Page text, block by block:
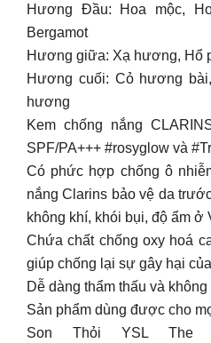
Hương Đầu: Hoa mộc,
Bergamot
Hương giữa: Xạ hương, Hổ
Hương cuối: Cỏ hương
hương
Kem chống nắng
SPF/PA+++ #rosyglow và
Có phức hợp chống ô
nắng Clarins bảo vệ da
không khí, khói bụi, độ ẩm ở
Chứa chất chống oxy hoá
giúp chống lại sự gây hại
Dễ dàng thẩm thấu và
Sản phẩm dùng được cho
Son Thỏi YSL The